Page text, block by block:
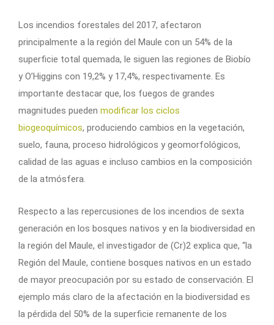
Los incendios forestales del 2017, afectaron
principalmente a la región del Maule con un 54% de la
superficie total quemada, le siguen las regiones de Biobío
y O’Higgins con 19,2% y 17,4%, respectivamente. Es
importante destacar que, los fuegos de grandes
magnitudes pueden modificar los ciclos
biogeoquímicos, produciendo cambios en la vegetación,
suelo, fauna, proceso hidrológicos y geomorfológicos,
calidad de las aguas e incluso cambios en la composición
de la atmósfera.
Respecto a las repercusiones de los incendios de sexta
generación en los bosques nativos y en la biodiversidad en
la región del Maule, el investigador de (Cr)2 explica que, “la
Región del Maule, contiene bosques nativos en un estado
de mayor preocupación por su estado de conservación. El
ejemplo más claro de la afectación en la biodiversidad es
la pérdida del 50% de la superficie remanente de los